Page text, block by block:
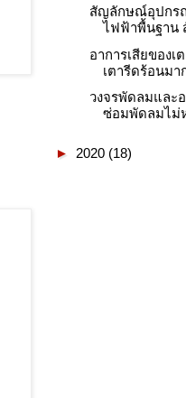
สัญลักษณ์อุปกร
ไฟฟ้าพื้นฐาน
อาการเสียของเ
เตารีดร้อนมา
วงจรพัดลมและ
ซ่อมพัดลมไม่
► 2020 (18)